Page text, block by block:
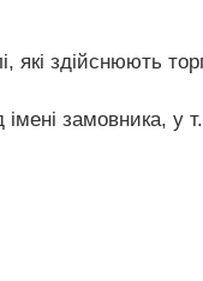
які здійснюють
імені замовника, у